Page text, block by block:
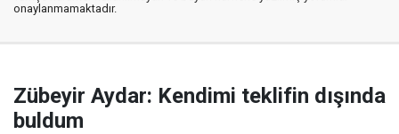
onaylanmamaktadır.
Zübeyir Aydar: Kendimi teklifin dışında
buldum